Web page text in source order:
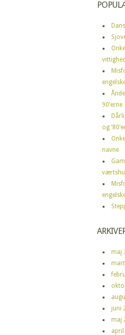
90’erne
og
navne
maj
juni
maj
april